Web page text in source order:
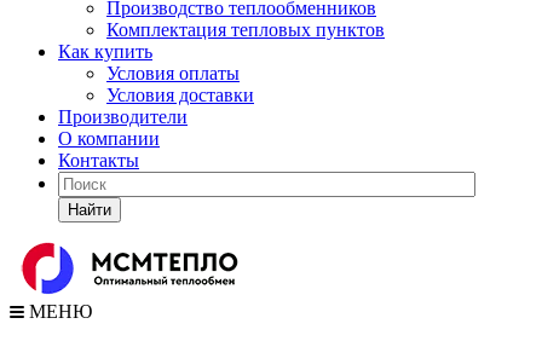
Производство теплообменников
Комплектация тепловых пунктов
Как купить
Условия оплаты
Условия доставки
Производители
О компании
Контакты
Найти
МЕНЮ